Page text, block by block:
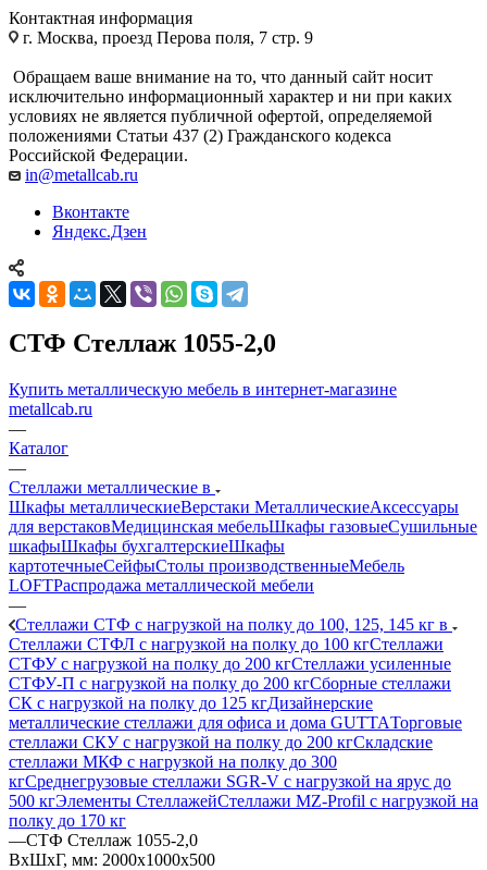
Контактная информация
г. Москва, проезд Перова поля, 7 стр. 9
Обращаем ваше внимание на то, что данный сайт носит
исключительно информационный характер и ни при каких
условиях не является публичной офертой, определяемой
положениями Статьи 437 (2) Гражданского кодекса
Российской Федерации.
in@metallcab.ru
Вконтакте
Яндекс.Дзен
СТФ Стеллаж 1055-2,0
Купить металлическую мебель в интернет-магазине
metallcab.ru
—
Каталог
—
Стеллажи металлические в
Шкафы металлическиеВерстаки МеталлическиеАксессуары
для верстаковМедицинская мебельШкафы газовыеСушильные
шкафыШкафы бухгалтерскиеШкафы
картотечныеСейфыСтолы производственныеМебель
LOFTРаспродажа металлической мебели
—
Стеллажи СТФ с нагрузкой на полку до 100, 125, 145 кг в
Стеллажи СТФЛ с нагрузкой на полку до 100 кгСтеллажи
СТФУ с нагрузкой на полку до 200 кгСтеллажи усиленные
СТФУ-П с нагрузкой на полку до 200 кгСборные стеллажи
СК с нагрузкой на полку до 125 кгДизайнерские
металлические стеллажи для офиса и дома GUTTAТорговые
стеллажи СКУ с нагрузкой на полку до 200 кгСкладские
стеллажи МКФ с нагрузкой на полку до 300
кгСреднегрузовые стеллажи SGR-V с нагрузкой на ярус до
500 кгЭлементы СтеллажейСтеллажи MZ-Profil с нагрузкой на
полку до 170 кг
—СТФ Стеллаж 1055-2,0
ВхШхГ, мм: 2000x1000x500